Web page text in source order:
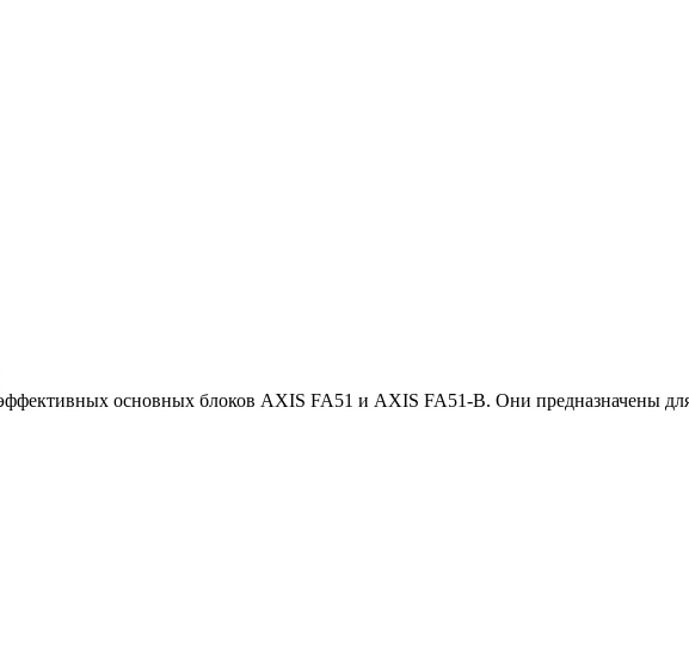
основных блоков AXIS FA51 и AXIS FA51-B. Они предназначены